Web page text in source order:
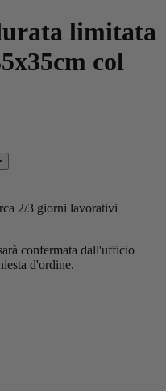
limitata
col
2/3 giorni lavorativi
confermata dall'ufficio
d'ordine.